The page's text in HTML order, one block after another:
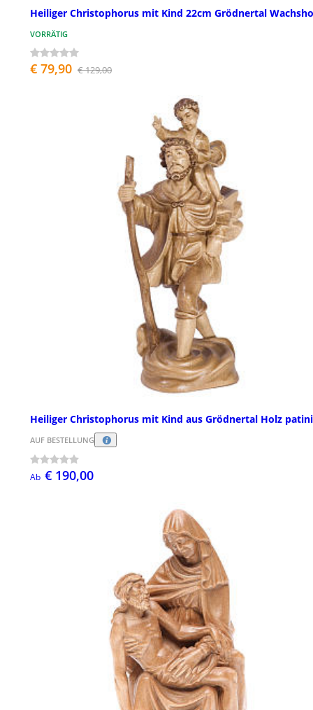
Heiliger Christophorus mit Kind 22cm Grödnertal
VORRÄTIG
€ 79,90 € 129,00
Heiliger Christophorus mit Kind aus Grödnertal Holz
AUF BESTELLUNG
Ab € 190,00